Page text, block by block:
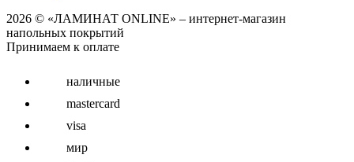
2026 © «ЛАМИНАТ ONLINE» – интернет-магазин
напольных покрытий
Принимаем к оплате
наличные
mastercard
visa
мир